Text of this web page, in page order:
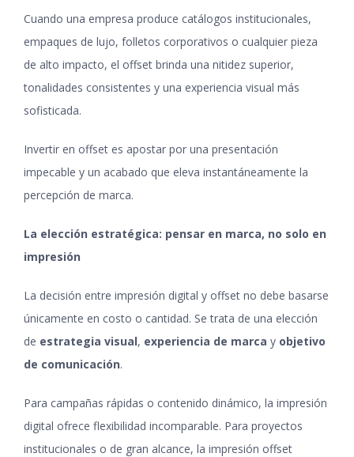
Cuando una empresa produce catálogos institucionales,
empaques de lujo, folletos corporativos o cualquier pieza
de alto impacto, el offset brinda una nitidez superior,
tonalidades consistentes y una experiencia visual más
sofisticada.
Invertir en offset es apostar por una presentación
impecable y un acabado que eleva instantáneamente la
percepción de marca.
La elección estratégica: pensar en marca, no solo en
impresión
La decisión entre impresión digital y offset no debe basarse
únicamente en costo o cantidad. Se trata de una elección
de estrategia visual, experiencia de marca y objetivo
de comunicación.
Para campañas rápidas o contenido dinámico, la impresión
digital ofrece flexibilidad incomparable. Para proyectos
institucionales o de gran alcance, la impresión offset